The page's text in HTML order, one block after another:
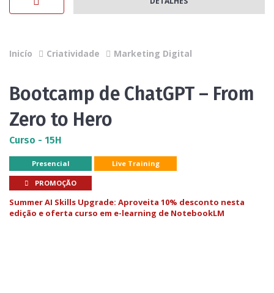
Inicío Criatividade Marketing Digital
Bootcamp de ChatGPT – From
Zero to Hero
Curso - 15H
Presencial Live Training
PROMOÇÃO
Summer AI Skills Upgrade: Aproveita 10% desconto nesta
edição e oferta curso em e-learning de NotebookLM